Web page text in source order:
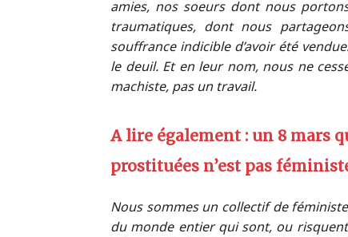
amies, nos soeurs dont nous
traumatiques, dont nous
souffrance indicible d’avoir été
le deuil. Et en leur nom, nous ne
machiste, pas un travail.
A lire également : un 8 mars
prostituées n’est pas
Nous sommes un collectif de
du monde entier qui sont, ou